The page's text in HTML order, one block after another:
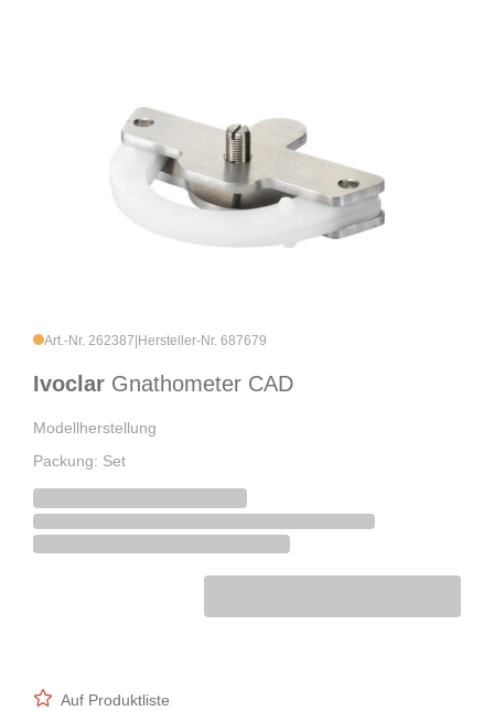
Art.-Nr. 262387 Hersteller-Nr. 687679
Ivoclar Gnathometer CAD
Modellherstellung
Packung: Set
Auf Produktliste